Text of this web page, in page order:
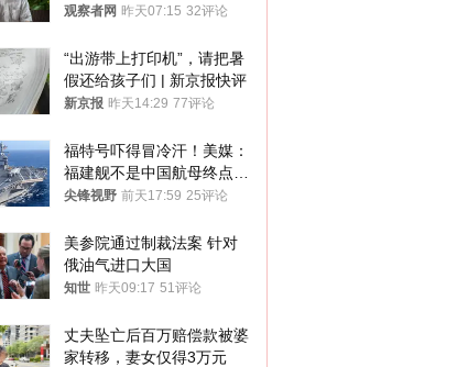
的决心
观察者网 昨天07:15 32评论
“出游带上打印机”，请把暑
假还给孩子们 | 新京报快评
新京报 昨天14:29 77评论
福特号吓得冒冷汗！美媒：
福建舰不是中国航母终点，
而是新起点！
尖锋视野 前天17:59 25评论
美参院通过制裁法案 针对
俄油气进口大国
知世 昨天09:17 51评论
丈夫坠亡后百万赔偿款被婆
家转移，妻女仅得3万元